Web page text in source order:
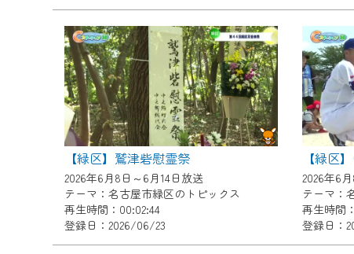
【緑区】鷲津砦慰霊祭
2026年6月8日～6月14日放送
テーマ：名古屋市緑区のトピックス
再生時間：00:02:44
登録日：2026/06/23
2026年6
テーマ：
再生時間
登録日：
【ご注意】
2024年9月24日からはご加入者
『CCNet Web TV』を利用いた
CCNetサービスへの加入と『
何卒、ご理解ご了承の程よろし
※マイページへのログインには
※MyIDとは、CCNet Web TVを
IDはお客様が使っているメール
（GmailやYahooなどのフリーメ
※マイページへのログイン・MyID
※CCNetアプリをご利用中の方